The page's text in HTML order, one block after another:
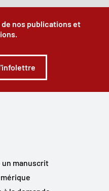
nos publications et
manuscrit